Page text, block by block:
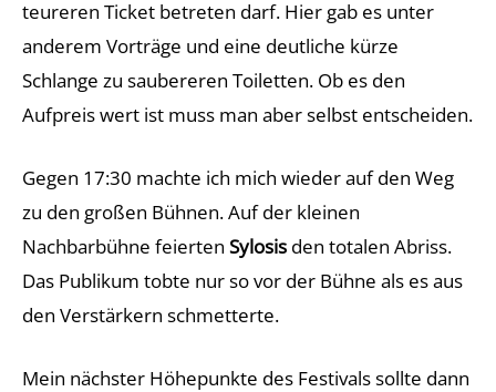
teureren Ticket betreten darf. Hier gab es unter
anderem Vorträge und eine deutliche kürze
Schlange zu saubereren Toiletten. Ob es den
Aufpreis wert ist muss man aber selbst entscheiden.
Gegen 17:30 machte ich mich wieder auf den Weg
zu den großen Bühnen. Auf der kleinen
Nachbarbühne feierten Sylosis den totalen Abriss.
Das Publikum tobte nur so vor der Bühne als es aus
den Verstärkern schmetterte.
Mein nächster Höhepunkte des Festivals sollte dann